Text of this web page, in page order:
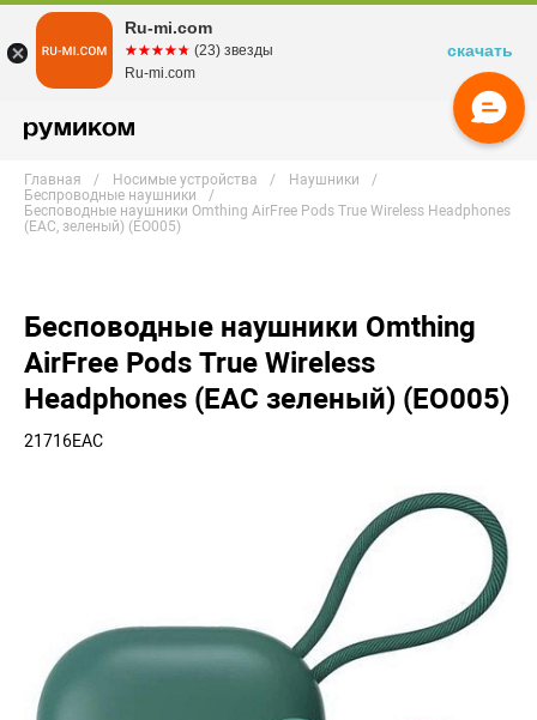
Главная Носимые устройства
Наушники
Беспроводные наушники
Бесповодные наушники Omthing AirFree Pods True Wireless Headphones
(EAC, зеленый) (EO005)
Бесповодные наушники Omthing
AirFree Pods True Wireless
Headphones (EAC зеленый) (EO005)
21716EAC
Ru-mi.com
☆☆☆☆☆
★★★★★ (23) звезды
Ru-mi.com
скачать